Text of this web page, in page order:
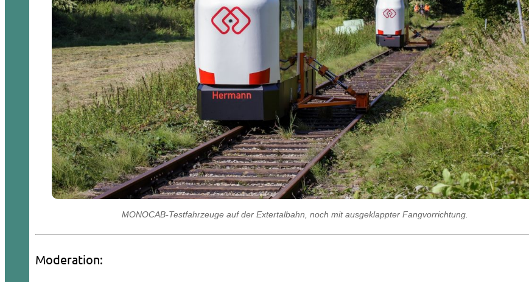
MONOCAB-Testfahrzeuge auf der Extertalbahn, noch mit ausgeklappter Fangvorrichtung.
Moderation: